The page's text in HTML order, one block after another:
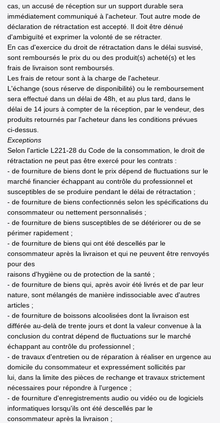
cas, un accusé de réception sur un support durable sera
immédiatement communiqué à l'acheteur. Tout autre mode de
déclaration de rétractation est accepté. Il doit être dénué
d'ambiguïté et exprimer la volonté de se rétracter.
En cas d'exercice du droit de rétractation dans le délai susvisé,
sont remboursés le prix du ou des produit(s) acheté(s) et les
frais de livraison sont remboursés.
Les frais de retour sont à la charge de l'acheteur.
L'échange (sous réserve de disponibilité) ou le remboursement
sera effectué dans un délai de 48h, et au plus tard, dans le
délai de 14 jours à compter de la réception, par le vendeur, des
produits retournés par l'acheteur dans les conditions prévues
ci-dessus.
Exceptions
Selon l'article L221-28 du Code de la consommation, le droit de
rétractation ne peut pas être exercé pour les contrats :
- de fourniture de biens dont le prix dépend de fluctuations sur le
marché financier échappant au contrôle du professionnel et
susceptibles de se produire pendant le délai de rétractation ;
- de fourniture de biens confectionnés selon les spécifications du
consommateur ou nettement personnalisés ;
- de fourniture de biens susceptibles de se détériorer ou de se
périmer rapidement ;
- de fourniture de biens qui ont été descellés par le
consommateur après la livraison et qui ne peuvent être renvoyés
pour des
raisons d'hygiène ou de protection de la santé ;
- de fourniture de biens qui, après avoir été livrés et de par leur
nature, sont mélangés de manière indissociable avec d'autres
articles ;
- de fourniture de boissons alcoolisées dont la livraison est
différée au-delà de trente jours et dont la valeur convenue à la
conclusion du contrat dépend de fluctuations sur le marché
échappant au contrôle du professionnel ;
- de travaux d'entretien ou de réparation à réaliser en urgence au
domicile du consommateur et expressément sollicités par
lui, dans la limite des pièces de rechange et travaux strictement
nécessaires pour répondre à l'urgence ;
- de fourniture d'enregistrements audio ou vidéo ou de logiciels
informatiques lorsqu'ils ont été descellés par le
consommateur après la livraison ;